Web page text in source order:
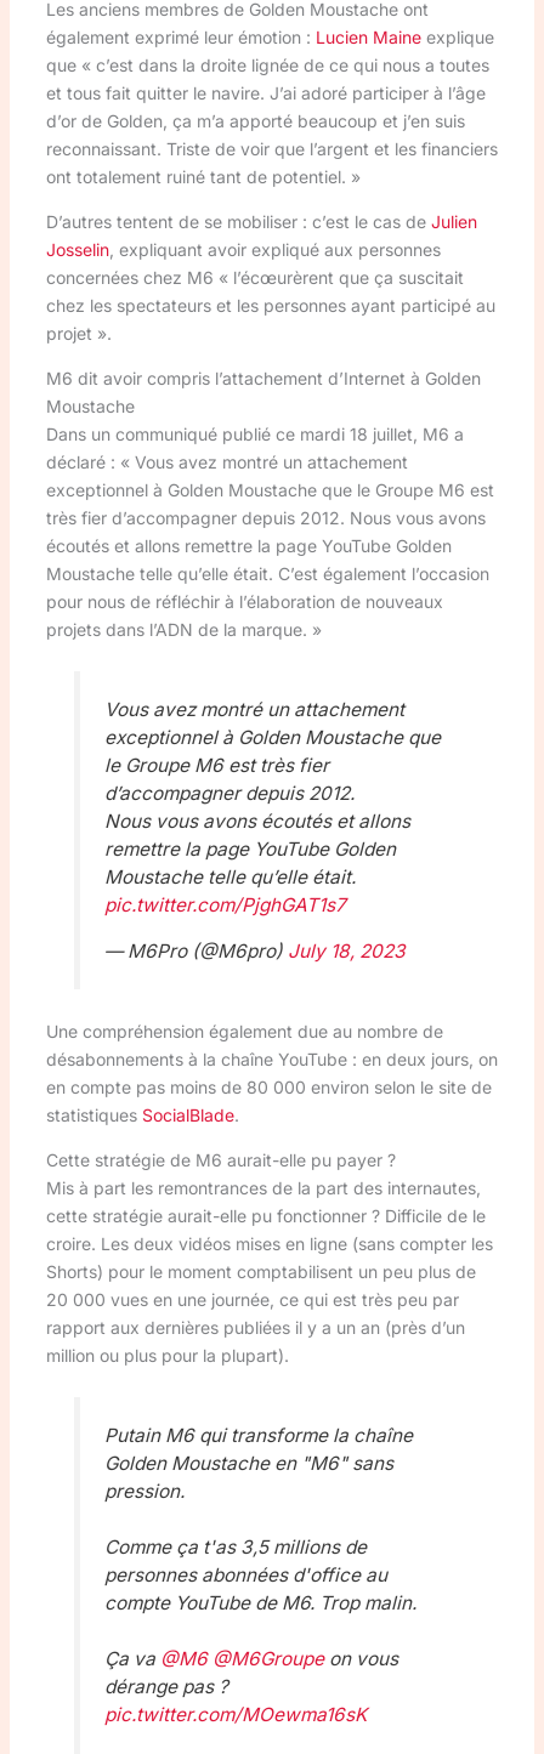
Les anciens membres de Golden Moustache ont
également exprimé leur émotion : Lucien Maineexplique
que « c’est dans la droite lignée de ce qui nous a toutes
et tous fait quitter le navire. J’ai adoré participer à l’âge
d’or de Golden, ça m’a apporté beaucoup et j’en suis
reconnaissant. Triste de voir que l’argent et les financiers
ont totalement ruiné tant de potentiel. »
D’autres tentent de se mobiliser : c’est le cas de Julien
Josselin, expliquant avoir expliqué aux personnes
concernées chez M6 « l’écœurèrent que ça suscitait
chez les spectateurs et les personnes ayant participé au
projet ».
M6 dit avoir compris l’attachement d’Internet à Golden
Moustache
Dans un communiqué publié ce mardi 18 juillet, M6 a
déclaré : « Vous avez montré un attachement
exceptionnel à Golden Moustache que le Groupe M6 est
très fier d’accompagner depuis 2012. Nous vous avons
écoutés et allons remettre la page YouTube Golden
Moustache telle qu’elle était. C’est également l’occasion
pour nous de réfléchir à l’élaboration de nouveaux
projets dans l’ADN de la marque. »
Vous avez montré un attachement
exceptionnel à Golden Moustache que
le Groupe M6 est très fier
d’accompagner depuis 2012.
Nous vous avons écoutés et allons
remettre la page YouTube Golden
Moustache telle qu’elle était.
pic.twitter.com/PjghGAT1s7
— M6Pro (@M6pro) July 18, 2023
Une compréhension également due au nombre de
désabonnements à la chaîne YouTube : en deux jours, on
en compte pas moins de 80 000 environ selon le site de
statistiques SocialBlade.
Cette stratégie de M6 aurait-elle pu payer ?
Mis à part les remontrances de la part des internautes,
cette stratégie aurait-elle pu fonctionner ? Difficile de le
croire. Les deux vidéos mises en ligne (sans compter les
Shorts) pour le moment comptabilisent un peu plus de
20 000 vues en une journée, ce qui est très peu par
rapport aux dernières publiées il y a un an (près d’un
million ou plus pour la plupart).
Putain M6 qui transforme la chaîne
Golden Moustache en "M6" sans
pression.
Comme ça t'as 3,5 millions de
personnes abonnées d'office au
compte YouTube de M6. Trop malin.
Ça va @M6 @M6Groupeon vous
dérange pas ?
pic.twitter.com/MOewma16sK